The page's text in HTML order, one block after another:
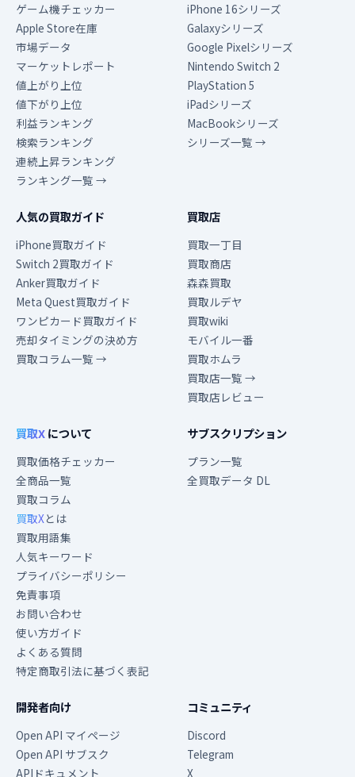
ゲーム機チェッカー
Apple Store在庫
市場データ
マーケットレポート
値上がり上位
値下がり上位
利益ランキング
検索ランキング
連続上昇ランキング
ランキング一覧 →
iPhone 16シリーズ
Galaxyシリーズ
Google Pixelシリーズ
Nintendo Switch 2
PlayStation 5
iPadシリーズ
MacBookシリーズ
シリーズ一覧 →
人気の買取ガイド
iPhone買取ガイド
Switch 2買取ガイド
Anker買取ガイド
Meta Quest買取ガイド
ワンピカード買取ガイド
売却タイミングの決め方
買取コラム一覧 →
買取店
買取一丁目
買取商店
森森買取
買取ルデヤ
買取wiki
モバイル一番
買取ホムラ
買取店一覧 →
買取店レビュー
買取Xについて
買取価格チェッカー
全商品一覧
買取コラム
買取Xとは
買取用語集
人気キーワード
プライバシーポリシー
免責事項
お問い合わせ
使い方ガイド
よくある質問
特定商取引法に基づく表記
サブスクリプション
プラン一覧
全買取データ DL
開発者向け
Open API マイページ
Open API サブスク
APIドキュメント
コミュニティ
Discord
Telegram
X